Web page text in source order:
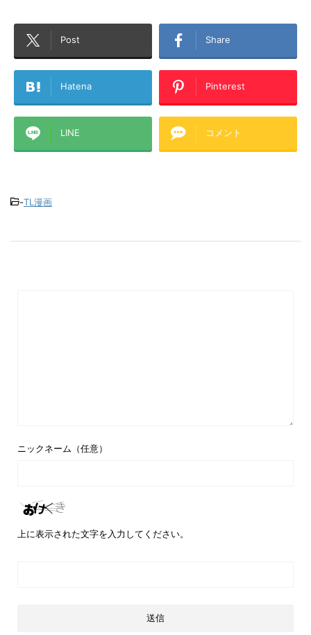
Post Share
Hatena Pinterest
LINE コメント
-TL漫画
ニックネーム（任意）
上に表示された文字を入力してください。